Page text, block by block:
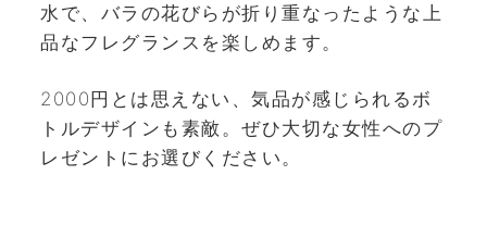
水で、バラの花びらが折り重なったような上
品なフレグランスを楽しめます。
2000円とは思えない、気品が感じられるボ
トルデザインも素敵。ぜひ大切な女性へのプ
レゼントにお選びください。